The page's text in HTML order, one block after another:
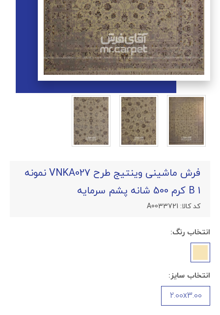
فرش ماشینی وینتیج طرح VNKA027 نمونه
1 B کرم 500 شانه پشم سرمایه
کد کالا: A0033721
انتخاب رنگ:
انتخاب سایز:
2.00x3.00